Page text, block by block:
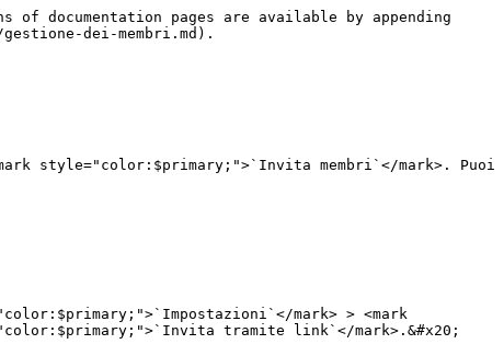
documentation pages are available by appending
dei-membri.md).
style="color:$primary;">`Invita membri`</mark>. Puoi
mark> > <mark
tramite link`</mark>.&#x20;